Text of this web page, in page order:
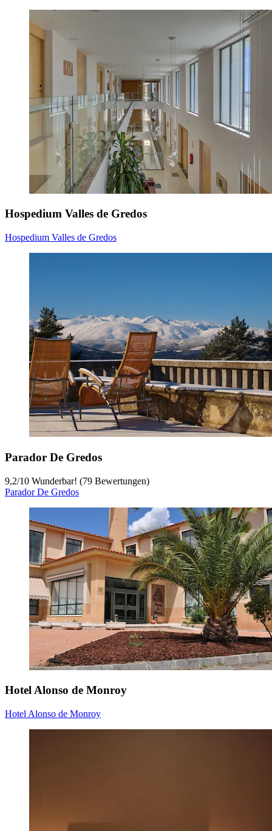
Hospedium Valles de Gredos
Hospedium Valles de Gredos
Parador De Gredos
9,2/10 Wunderbar! (79 Bewertungen)
Parador De Gredos
Hotel Alonso de Monroy
Hotel Alonso de Monroy